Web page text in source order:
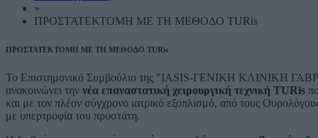
»
ΠΡΟΣΤΑΤΕΚΤΟΜΗ ΜΕ ΤΗ ΜΕΘΟΔΟ TURis
ΠΡΟΣΤΑΤΕΚΤΟΜΗ ΜΕ ΤΗ ΜΕΘΟΔΟ TURis
Το Επιστημονικό Συμβούλιο της "IASIS-ΓΕΝΙΚΗ ΚΛΙΝΙΚΗ
ανακοινώνει την νέα επαναστατική χειρουργική τεχνική TURis
και με τον πλέον σύγχρονο ιατρικό εξοπλισμό, από τους
με υπερτροφία του προστάτη.